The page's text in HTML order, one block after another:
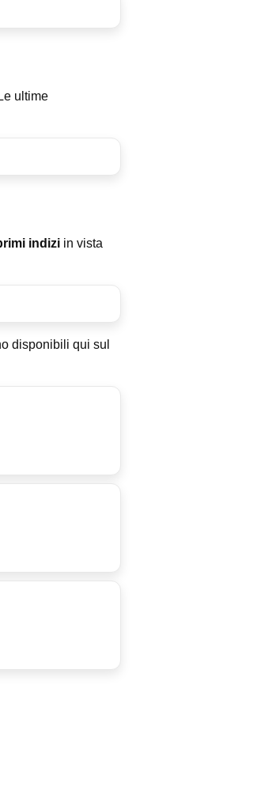
ultime
indizi in vista
disponibili qui sul